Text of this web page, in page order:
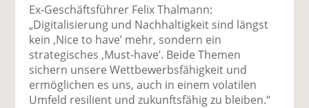
te
il
e
n
il
e d
Ex-Geschäftsführer Felix Thalmann:
„Digitalisierung und Nachhaltigkeit sind längst
kein ,Nice to have’ mehr, sondern ein
strategisches ,Must-have’. Beide Themen
sichern unsere Wettbewerbsfähigkeit und
ermöglichen es uns, auch in einem volatilen
Umfeld resilient und zukunftsfähig zu bleiben.“